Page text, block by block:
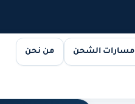
مسارات الشحن من نحن